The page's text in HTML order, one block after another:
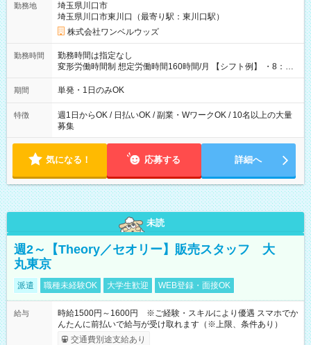
勤務地
埼玉県川口市
埼玉県川口市東川口（最寄り駅：東川口駅）
株式会社ワンベルウッズ
勤務時間
勤務時間は指定なし
変形労働時間制 想定労働時間160時間/月 【シフト例】 ・8：00
～21：00
期間 単発・1日のみOK
特徴
週1日からOK / 日払いOK / 副業・WワークOK / 10名以上の大量
募集
気になる！ 応募する 詳細へ
未読
週2～【Theory／セオリー】販売スタッフ 大
丸東京
派遣 職種未経験OK 大学生歓迎 WEB登録・面接OK
給与
時給1500円～1600円 ※ご経験・スキルにより優遇 スマホでか
んたんに前払いで給与が受け取れます（※上限、条件あり）
交通費別途支給あり